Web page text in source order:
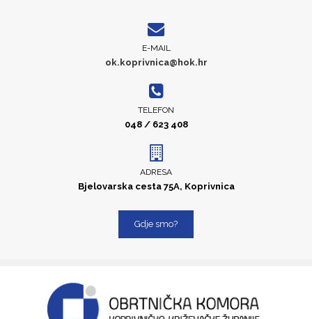
E-MAIL
ok.koprivnica@hok.hr
TELEFON
048 / 623 408
ADRESA
Bjelovarska cesta 75A, Koprivnica
Gdje smo?